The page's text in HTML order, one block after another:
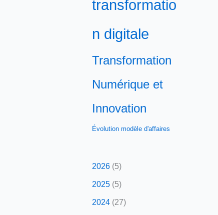
transformatio
n digitale
Transformation
Numérique et
Innovation
Évolution modèle d'affaires
2026 (5)
2025 (5)
2024 (27)